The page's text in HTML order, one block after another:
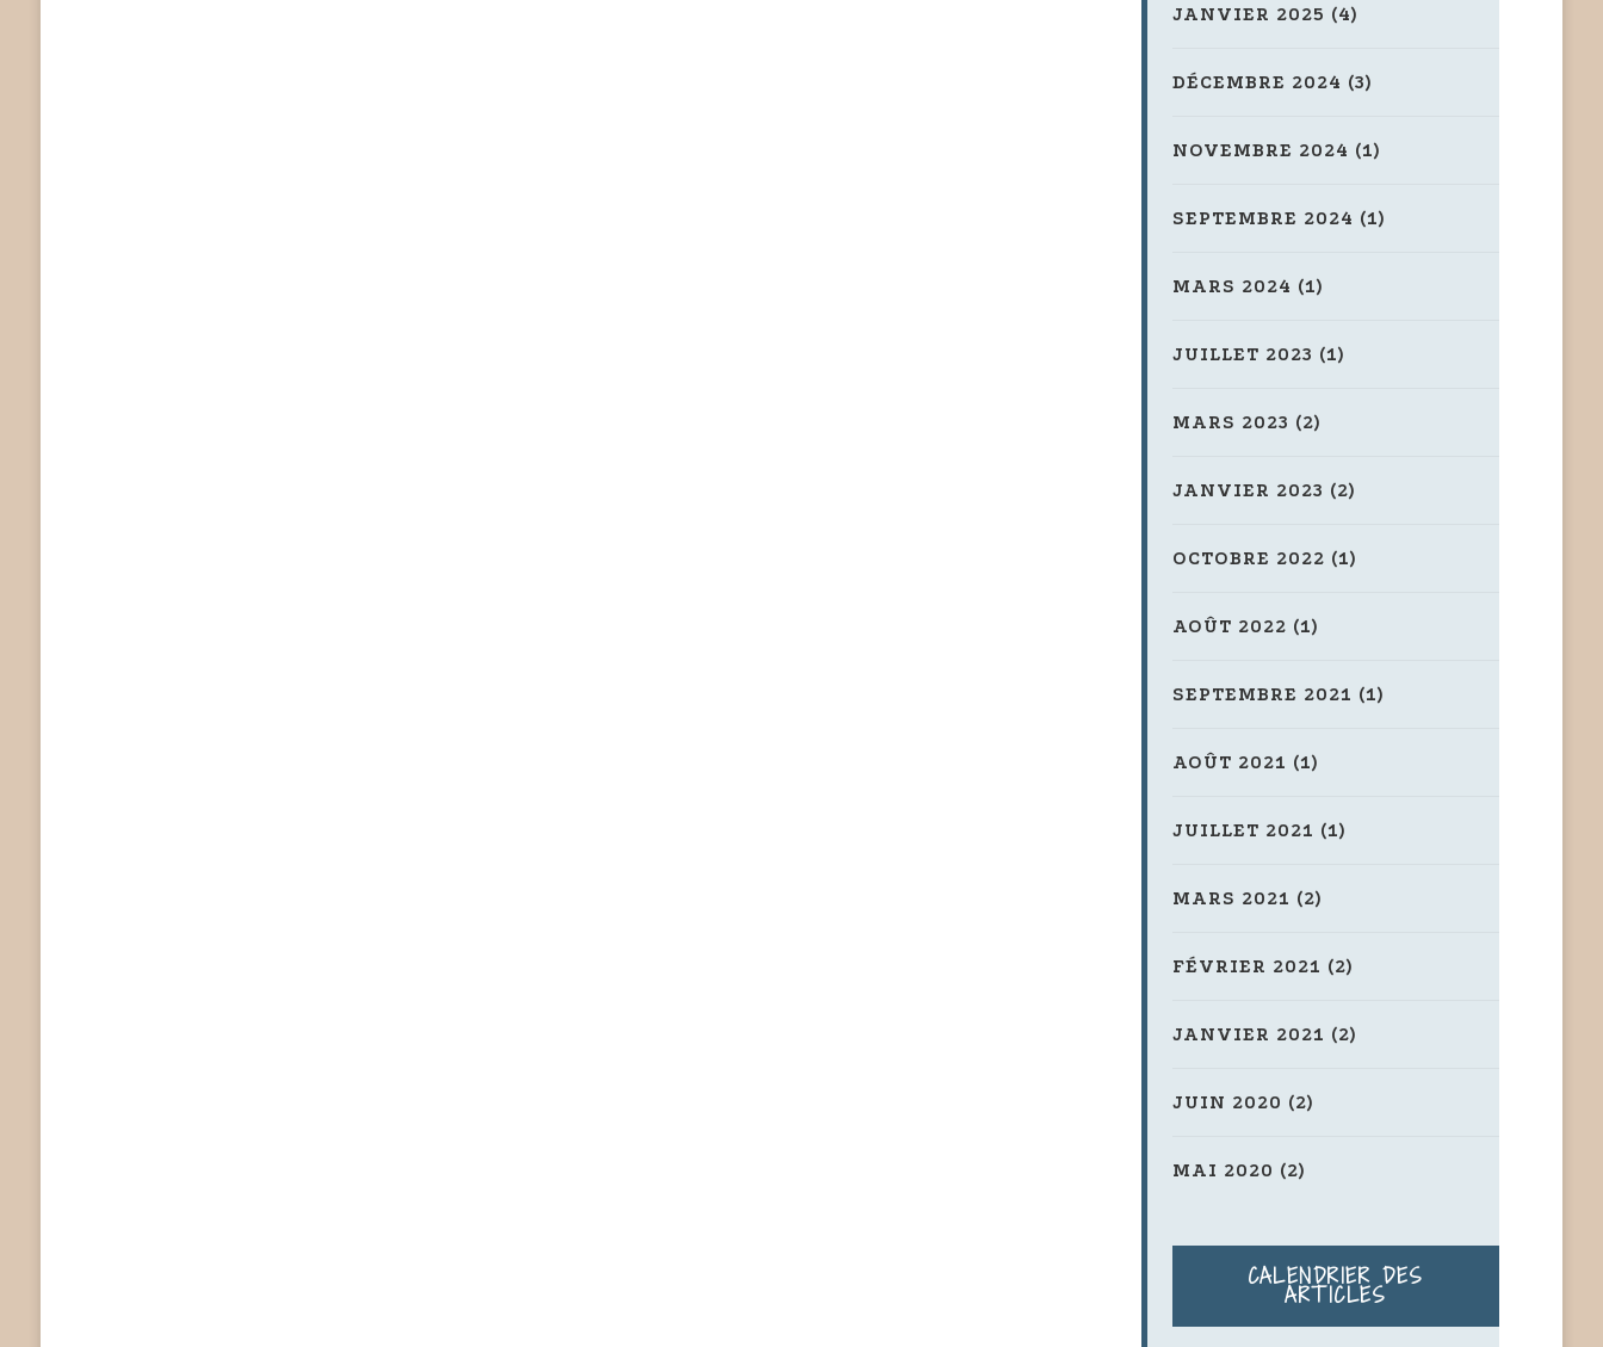
JANVIER 2025 (4)
DÉCEMBRE 2024 (3)
NOVEMBRE 2024 (1)
SEPTEMBRE 2024 (1)
MARS 2024 (1)
JUILLET 2023 (1)
MARS 2023 (2)
JANVIER 2023 (2)
OCTOBRE 2022 (1)
AOÛT 2022 (1)
SEPTEMBRE 2021 (1)
AOÛT 2021 (1)
JUILLET 2021 (1)
MARS 2021 (2)
FÉVRIER 2021 (2)
JANVIER 2021 (2)
JUIN 2020 (2)
MAI 2020 (2)
CALENDRIER DES
ARTICLES